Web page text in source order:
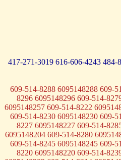
417-271-3019 616-606-4243 484-
609-514-8288 6095148288 609-
8296 6095148296 609-514-
6095148257 609-514-8222
609-514-8230 6095148230 609-
8227 6095148227 609-514-
6095148204 609-514-8280
609-514-8245 6095148245 609-
8220 6095148220 609-514-